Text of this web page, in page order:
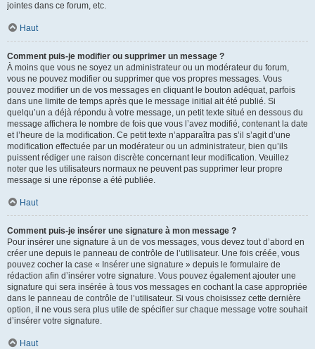
jointes dans ce forum, etc.
Haut
Comment puis-je modifier ou supprimer un message ?
À moins que vous ne soyez un administrateur ou un modérateur du forum,
vous ne pouvez modifier ou supprimer que vos propres messages. Vous
pouvez modifier un de vos messages en cliquant le bouton adéquat, parfois
dans une limite de temps après que le message initial ait été publié. Si
quelqu’un a déjà répondu à votre message, un petit texte situé en dessous du
message affichera le nombre de fois que vous l’avez modifié, contenant la date
et l’heure de la modification. Ce petit texte n’apparaîtra pas s’il s’agit d’une
modification effectuée par un modérateur ou un administrateur, bien qu’ils
puissent rédiger une raison discrète concernant leur modification. Veuillez
noter que les utilisateurs normaux ne peuvent pas supprimer leur propre
message si une réponse a été publiée.
Haut
Comment puis-je insérer une signature à mon message ?
Pour insérer une signature à un de vos messages, vous devez tout d’abord en
créer une depuis le panneau de contrôle de l’utilisateur. Une fois créée, vous
pouvez cocher la case « Insérer une signature » depuis le formulaire de
rédaction afin d’insérer votre signature. Vous pouvez également ajouter une
signature qui sera insérée à tous vos messages en cochant la case appropriée
dans le panneau de contrôle de l’utilisateur. Si vous choisissez cette dernière
option, il ne vous sera plus utile de spécifier sur chaque message votre souhait
d’insérer votre signature.
Haut